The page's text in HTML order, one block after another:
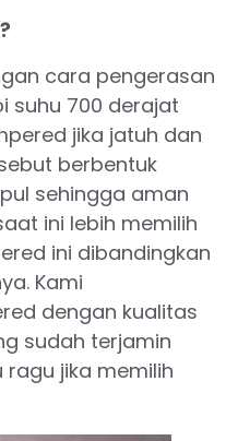
cara pengerasan
suhu 700 derajat
jika jatuh dan
berbentuk
sehingga aman
ini lebih memilih
ini dibandingkan
Kami
dengan kualitas
sudah terjamin
jika memilih